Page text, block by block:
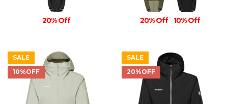
20% Off 20% Off 10% Off
SALE
10%OFF
SALE
20%OFF